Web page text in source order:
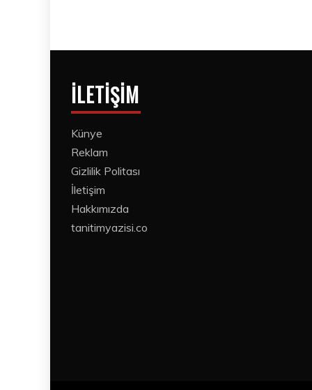
İLETIŞIM
Künye
Reklam
Gizlilik Politası
İletişim
Hakkımızda
tanitimyazisi.co